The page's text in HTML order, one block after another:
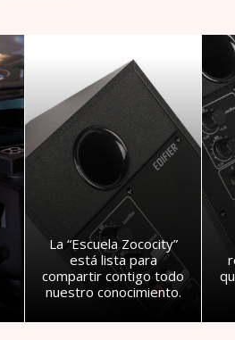
La “Escuela Zococity”
está lista para
compartir contigo todo
nuestro conocimiento.